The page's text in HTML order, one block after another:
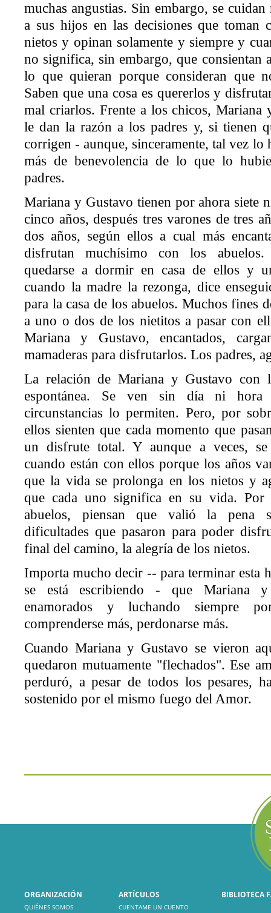
muchas angustias. Sin embargo, se
a sus hijos en las decisiones que toman
nietos y opinan solamente y siempre y
no significa, sin embargo, que consientan
lo que quieran porque consideran que
Saben que una cosa es quererlos y
mal criarlos. Frente a los chicos, Mariana
le dan la razón a los padres y, si tienen
corrigen - aunque, sinceramente, tal vez lo
más de benevolencia de lo que lo
padres.
Mariana y Gustavo tienen por ahora siete
cinco años, después tres varones de tres
dos años, según ellos a cual más
disfrutan muchísimo con los abuelos.
quedarse a dormir en casa de ellos y
cuando la madre la rezonga, dice
para la casa de los abuelos. Muchos fines
a uno o dos de los nietitos a pasar con
Mariana y Gustavo, encantados,
mamaderas para disfrutarlos. Los padres,
La relación de Mariana y Gustavo con
espontánea. Se ven sin día ni
circunstancias lo permiten. Pero, por
ellos sienten que cada momento que
un disfrute total. Y aunque a veces, se
cuando están con ellos porque los años
que la vida se prolonga en los nietos y
que cada uno significa en su vida. Por
abuelos, piensan que valió la pena
dificultades que pasaron para poder
final del camino, la alegría de los nietos.
Importa mucho decir -- para terminar esta
se está escribiendo - que Mariana y
enamorados y luchando siempre
comprenderse más, perdonarse más.
Cuando Mariana y Gustavo se vieron
quedaron mutuamente "flechados". Ese
perduró, a pesar de todos los pesares,
sostenido por el mismo fuego del Amor.
ORGANIZACIÓN
QUIÉNES SOMOS
ARTÍCULOS
CUENTAME UN CUENTO
BIBLIOTECA